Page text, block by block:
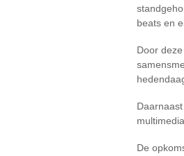
beats en
Door
De